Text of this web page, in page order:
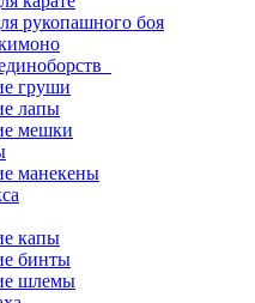
рукопашного боя
груши
лапы
мешки
манекены
капы
бинты
шлемы